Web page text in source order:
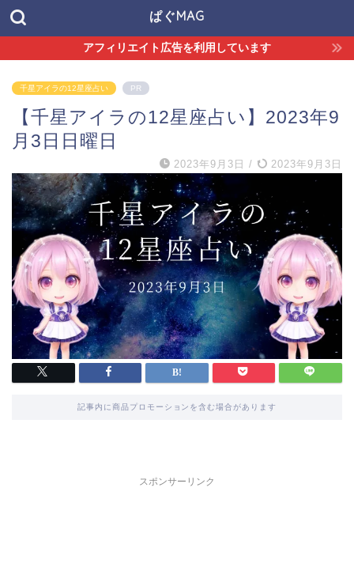
ぱぐMAG
アフィリエイト広告を利用しています
千星アイラの12星座占い PR
【千星アイラの12星座占い】2023年9
月3日日曜日
2023年9月3日 / 2023年9月3日
記事内に商品プロモーションを含む場合があります
スポンサーリンク